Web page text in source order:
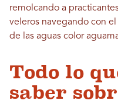
remolcando a
veleros navegando con
de las aguas color
Todo lo
saber